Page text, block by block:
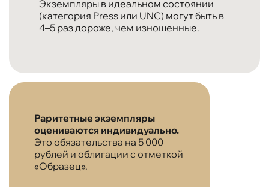
Экземпляры в идеальном состоянии
(категория Press или UNC) могут быть в
4–5 раз дороже, чем изношенные.
Раритетные экземпляры
оцениваются индивидуально.
Это обязательства на 5 000
рублей и облигации с отметкой
«Образец».